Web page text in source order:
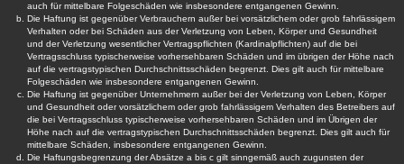
auch für mittelbare Folgeschäden wie insbesondere entgangenen Gewinn.
Die Haftung ist gegenüber Verbrauchern außer bei vorsätzlichem oder grob fahrlässigem
Verhalten oder bei Schäden aus der Verletzung von Leben, Körper und Gesundheit
und der Verletzung wesentlicher Vertragspflichten (Kardinalpflichten) auf die bei
Vertragsschluss typischerweise vorhersehbaren Schäden und im übrigen der Höhe nach
auf die vertragstypischen Durchschnittsschäden begrenzt. Dies gilt auch für mittelbare
Folgeschäden wie insbesondere entgangenen Gewinn.
Die Haftung ist gegenüber Unternehmern außer bei der Verletzung von Leben, Körper
und Gesundheit oder vorsätzlichem oder grob fahrlässigem Verhalten des Betreibers auf
die bei Vertragsschluss typischerweise vorhersehbaren Schäden und im Übrigen der
Höhe nach auf die vertragstypischen Durchschnittsschäden begrenzt. Dies gilt auch für
mittelbare Schäden, insbesondere entgangenen Gewinn.
Die Haftungsbegrenzung der Absätze a bis c gilt sinngemäß auch zugunsten der